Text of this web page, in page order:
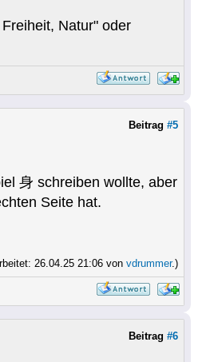
Natur" oder
Beitrag #5
身 schreiben wollte, aber
Seite hat.
26.04.25 21:06 von vdrummer.)
Beitrag #6